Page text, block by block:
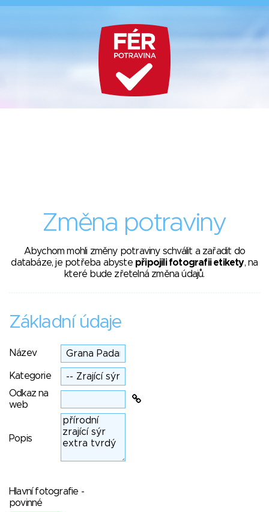
Změna potraviny
Abychom mohli změny potraviny schválit a zařadit do
databáze, je potřeba abyste připojili fotografii etikety, na
které bude zřetelná změna údajů.
Základní údaje
Název
Kategorie
Odkaz na
web
Popis
Hlavní fotografie -
povinné